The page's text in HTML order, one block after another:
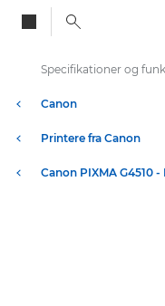
Canon
Printere fra Canon
Canon PIXMA G4510